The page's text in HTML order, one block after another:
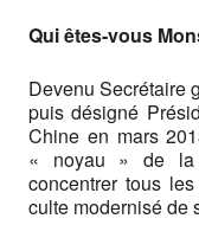
Qui êtes-vous
Devenu Secrétaire
puis désigné
Chine en mars
« noyau » de la
concentrer tous
culte modernisé de